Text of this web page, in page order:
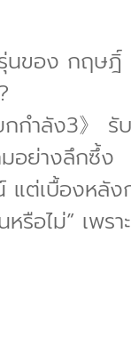
นของ กฤษฎิ์
ำลัง3》
อย่างลึกซึ้ง
แต่เบื้องหลั
อไม่” เพร